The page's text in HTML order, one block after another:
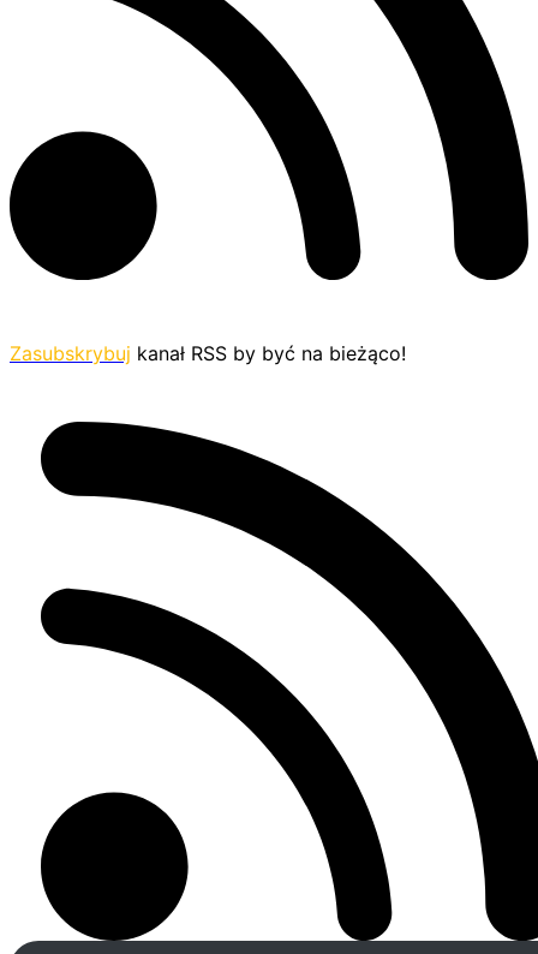
Zasubskrybuj kanał RSS by być na bieżąco!